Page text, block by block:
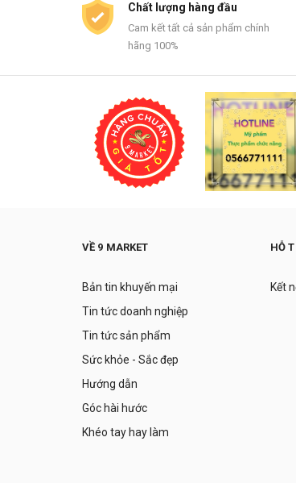
Chất lượng hàng đầu
Cam kết tất cả sản phẩm chính
hãng 100%
VỀ 9 MARKET
Bản tin khuyến mại
Tin tức doanh nghiệp
Tin tức sản phẩm
Sức khỏe - Sắc đẹp
Hướng dẫn
Góc hài hước
Khéo tay hay làm
HỖ
Kết